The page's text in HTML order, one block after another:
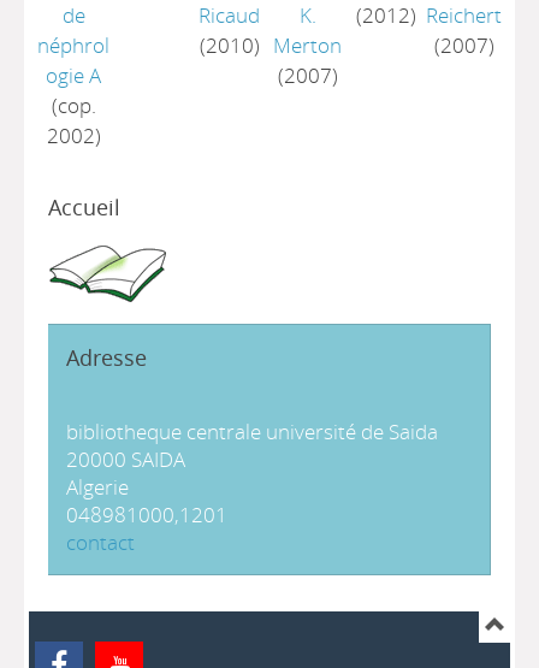
de
néphrol
ogie A
(cop.
2002)
Ricaud
(2010)
K.
Merton
(2007)
(2012) Reichert
(2007)
Accueil
Adresse
bibliotheque centrale université de Saida
20000 SAIDA
Algerie
048981000,1201
contact